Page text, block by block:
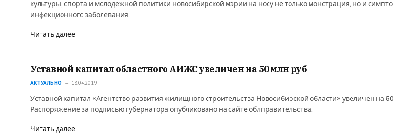
культуры, спорта и молодежной политики новосибирской мэрии на носу не только монстрация, но и
инфекционного заболевания.
Читать далее
Уставной капитал областного АИЖС увеличен на 50 млн руб
АКТУАЛЬНО 18.04.2019
Уставной капитал «Агентство развития жилищного строительства Новосибирской области» увеличен на
Распоряжение за подписью губернатора опубликовано на сайте облправительства.
Читать далее